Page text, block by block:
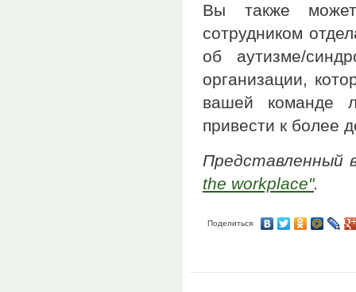
Вы также
сотрудником
об аутизме/
организации,
вашей команде
привести к более
the workplace".
Поделиться